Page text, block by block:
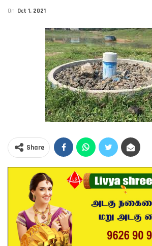
On Oct 1, 2021
Share